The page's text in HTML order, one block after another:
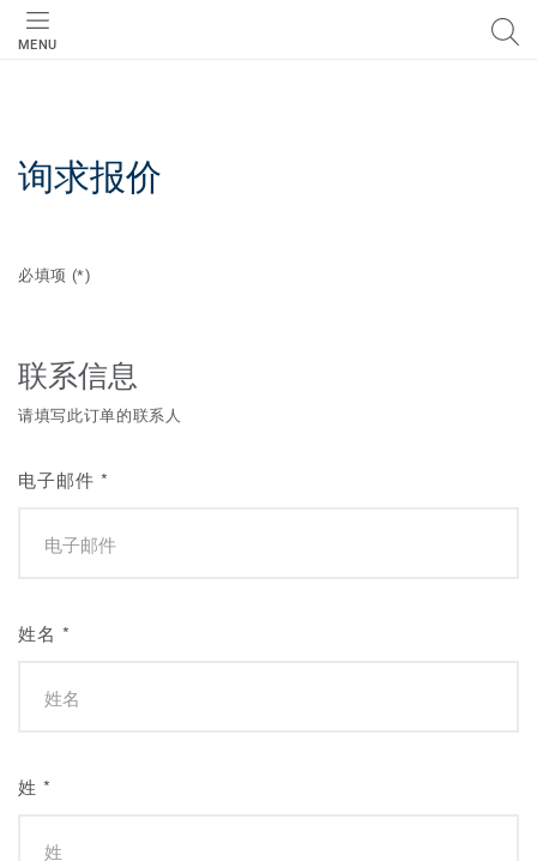
MENU
询求报价
必填项 (*)
联系信息
请填写此订单的联系人
电子邮件 *
姓名 *
姓 *